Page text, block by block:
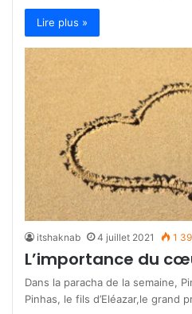
Lire plus »
itshaknab 4 juillet 2021 1
L’importance du
Dans la paracha de la semaine,
Pinhas, le fils d’Eléazar,le grand